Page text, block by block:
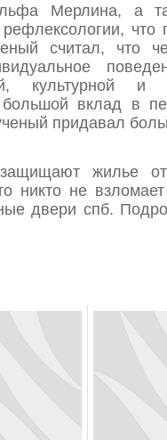
Мерлина, а
что
считал, что
культурной и
вклад в
придавал
жилье от
никто не
двери спб.